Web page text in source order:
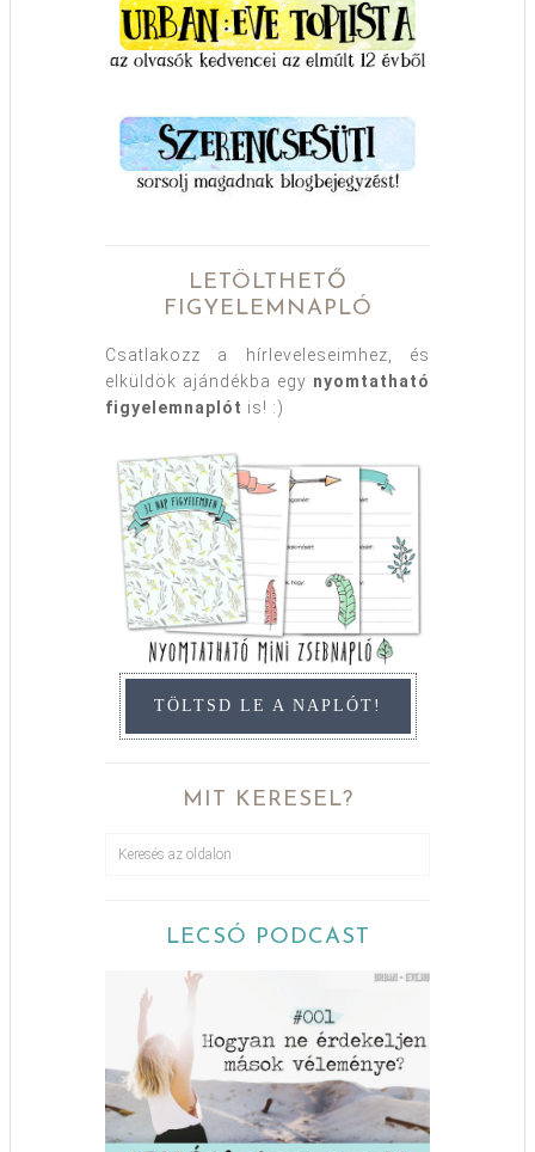
LETÖLTHETŐ
FIGYELEMNAPLÓ
Csatlakozz a hírleveleseimhez, és
elküldök ajándékba egy nyomtatható
figyelemnaplót is! :)
TÖLTSD LE A NAPLÓT!
MIT KERESEL?
LECSÓ PODCAST